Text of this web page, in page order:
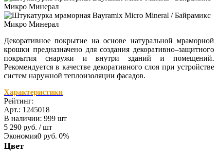
Декоративное покрытие на основе натуральной мраморной
крошки предназначено для создания декоративно–защитного
покрытия снаружи и внутри зданий и помещений.
Рекомендуется в качестве декоративного слоя при устройстве
систем наружной теплоизоляции фасадов.
Характеристики
Рейтинг:
Арт.: 1245018
В наличии: 999 шт
5 290 руб. / шт
Экономия0 руб. 0%
Цвет